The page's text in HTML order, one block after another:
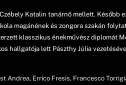
Katalin tanárnő mellett. Később
magánének és zongora szakán
klasszikus énekművész diplomát
hallgatója lett Pászthy Júlia
Andrea, Errico Fresis, Francesco